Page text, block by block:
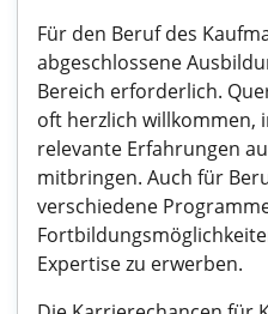
Für den Beruf des
abgeschlossene
Bereich erforderlich.
oft herzlich willkommen,
relevante Erfahrungen
mitbringen. Auch für
verschiedene
Expertise zu erwerben.